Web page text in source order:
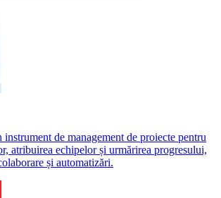
instrument de management de proiecte pentru
atribuirea echipelor și urmărirea progresului,
și automatizări.